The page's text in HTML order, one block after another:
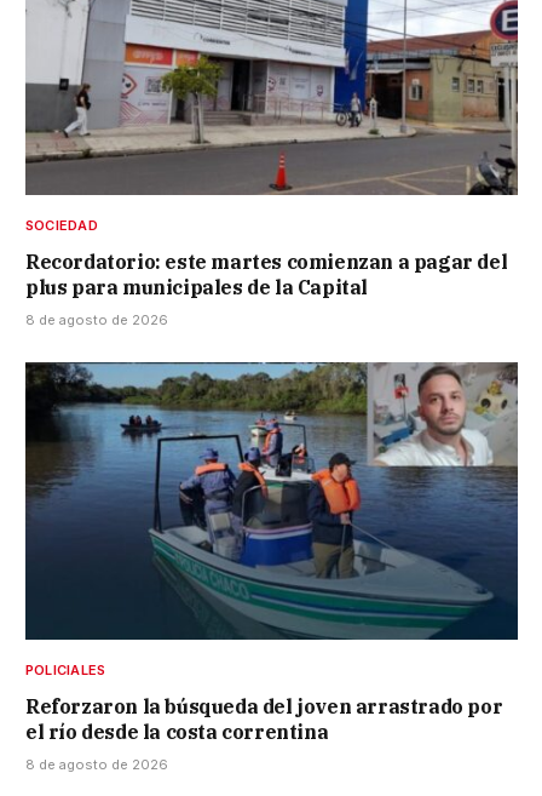
SOCIEDAD
Recordatorio: este martes comienzan a pagar del
plus para municipales de la Capital
8 de agosto de 2026
POLICIALES
Reforzaron la búsqueda del joven arrastrado por
el río desde la costa correntina
8 de agosto de 2026